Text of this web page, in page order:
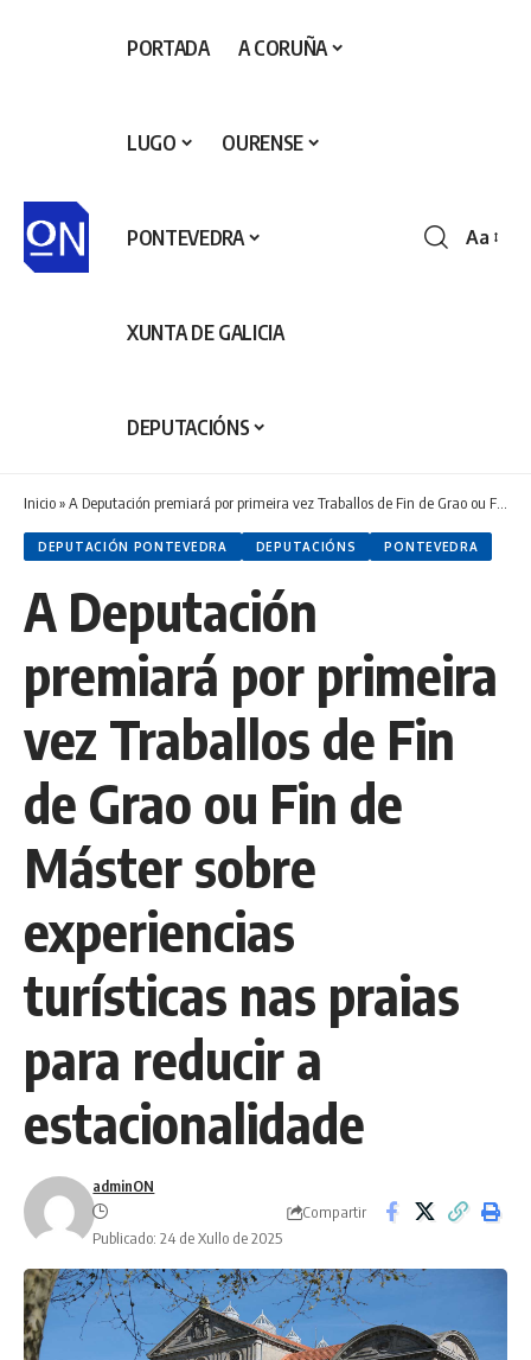
PORTADA A CORUÑA
LUGO OURENSE
PONTEVEDRA
XUNTA DE GALICIA
DEPUTACIÓNS
Aa
Inicio»A Deputación premiará por primeira vez Traballos de Fin de Grao ou Fin de Máster sobre experiencias turísticas nas praias para reducir a estacionalidade
DEPUTACIÓN PONTEVEDRA DEPUTACIÓNS PONTEVEDRA
A Deputación
premiará por primeira
vez Traballos de Fin
de Grao ou Fin de
Máster sobre
experiencias
turísticas nas praias
para reducir a
estacionalidade
adminON
Publicado: 24 de Xullo de 2025
Compartir